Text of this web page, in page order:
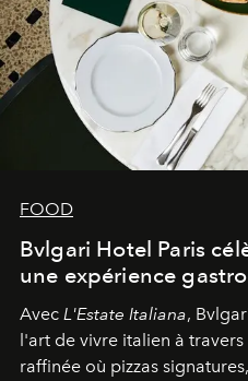
FOOD
Bvlgari Hotel Paris
une expérience
Avec L'Estate Italiana,
l'art de vivre italien à
raffinée où pizzas